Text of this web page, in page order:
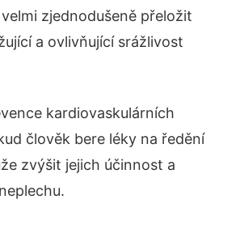
zjednodušeně přeložit
a ovlivňující srážlivost
kardiovaskulárních
člověk bere léky na ředění
zvýšit jejich účinnost a